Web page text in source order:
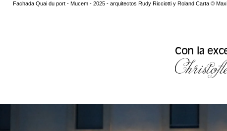
Fachada Quai du port - Mucem - 2025 - arquitectos Rudy Ricciotti y Roland Carta ©
Con la